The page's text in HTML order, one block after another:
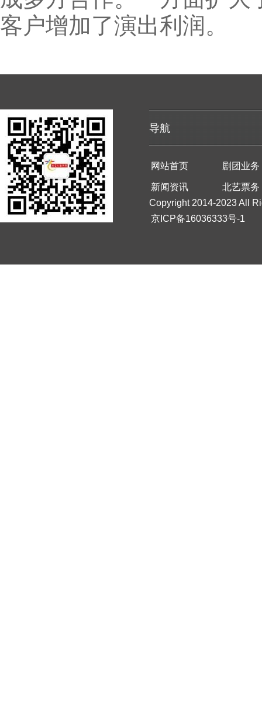
客户增加了演出利润。
导航
网站首页 剧团业务
新闻资讯
北艺票务
Copyright 2014-2023 All
京ICP备16036333号-1